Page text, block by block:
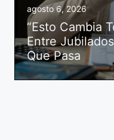
agosto 6, 2026
“Esto Cambia
Entre
Que Pasa